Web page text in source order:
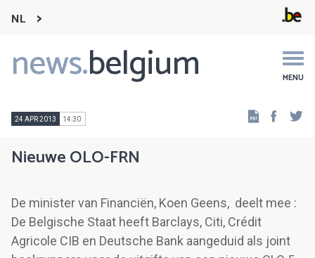
NL
news.belgium MENU
Main
navigation
24 APR 2013 14:30
Nieuwe OLO-FRN
De minister van Financiën, Koen Geens, deelt mee :
De Belgische Staat heeft Barclays, Citi, Crédit
Agricole CIB en Deutsche Bank aangeduid als joint